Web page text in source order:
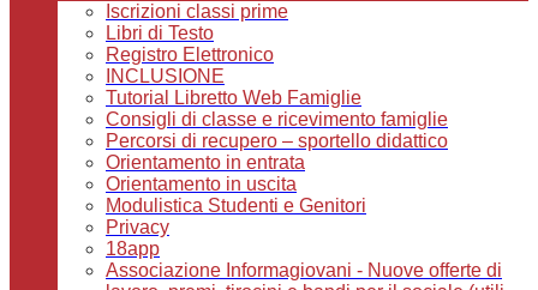
Iscrizioni classi prime
Libri di Testo
Registro Elettronico
INCLUSIONE
Tutorial Libretto Web Famiglie
Consigli di classe e ricevimento famiglie
Percorsi di recupero – sportello didattico
Orientamento in entrata
Orientamento in uscita
Modulistica Studenti e Genitori
Privacy
18app
Associazione Informagiovani - Nuove offerte di